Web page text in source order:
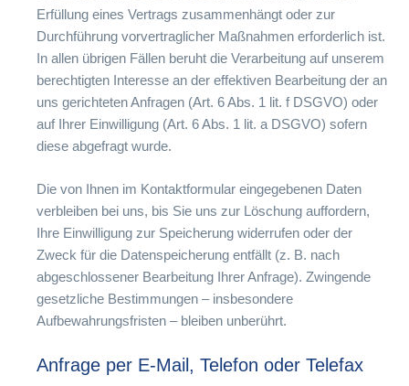
Erfüllung eines Vertrags zusammenhängt oder zur
Durchführung vorvertraglicher Maßnahmen erforderlich ist.
In allen übrigen Fällen beruht die Verarbeitung auf unserem
berechtigten Interesse an der effektiven Bearbeitung der an
uns gerichteten Anfragen (Art. 6 Abs. 1 lit. f DSGVO) oder
auf Ihrer Einwilligung (Art. 6 Abs. 1 lit. a DSGVO) sofern
diese abgefragt wurde.
Die von Ihnen im Kontaktformular eingegebenen Daten
verbleiben bei uns, bis Sie uns zur Löschung auffordern,
Ihre Einwilligung zur Speicherung widerrufen oder der
Zweck für die Datenspeicherung entfällt (z. B. nach
abgeschlossener Bearbeitung Ihrer Anfrage). Zwingende
gesetzliche Bestimmungen – insbesondere
Aufbewahrungsfristen – bleiben unberührt.
Anfrage per E-Mail, Telefon oder Telefax